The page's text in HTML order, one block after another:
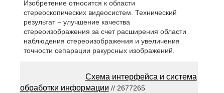
Изобретение относится к области
стереоскопических видеосистем. Технический
результат − улучшение качества
стереоизображения за счет расширения области
наблюдения стереоизображения и увеличения
точности сепарации ракурсных изображений.
Схема интерфейса и система
обработки информации // 2677265